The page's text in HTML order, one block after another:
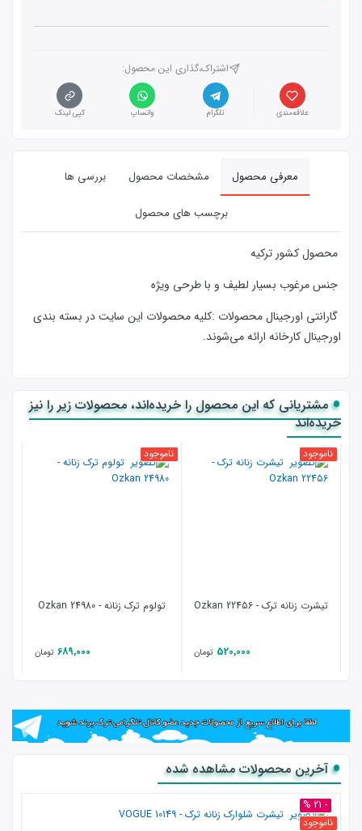
اشتراک،گذاری این محصول‌:
علاقه‌مندی تلگرام واتساپ کپی لینک
معرفی محصول مشخصات محصول بررسی ها
برچسب های محصول
محصول کشور ترکیه
جنس مرغوب بسیار لطیف و با طرحی ویژه
گارانتی اورجینال محصولات :كليه محصولات این سایت در بسته بندی
اورجینال کارخانه ارائه‌‌ می‌شوند.
مشتریانی که این محصول را خریده‌اند، محصولات زیر را نیز
خریده‌اند
ناموجود
تیشرت زنانه ترک - 22456 Ozkan
520,000 تومان
ناموجود
تولوم ترک زنانه - Ozkan 24980
689,000 تومان
آخرین محصولات مشاهده شده
- 21 %
ناموجود